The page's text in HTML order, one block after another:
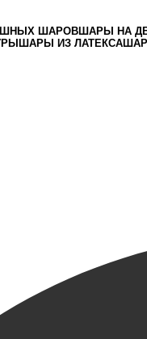
ШАРОВШАРЫ НА
ШАРЫ ИЗ ЛАТЕКСА